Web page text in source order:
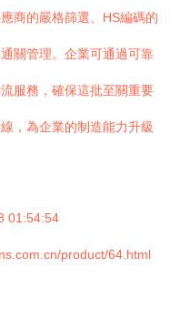
商的嚴格篩選、HS編碼的
關管理。企業可通過可靠
服務，確保這批至關重要
，為企業的制造能力升級
01:54:54
product/64.html